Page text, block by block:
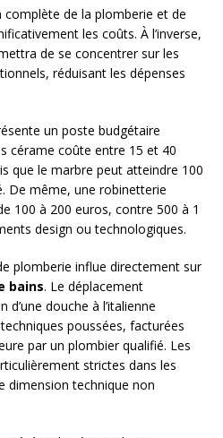
de la plomberie et de
les coûts. À l’inverse,
de se concentrer sur les
réduisant les dépenses
un poste budgétaire
cérame coûte entre 15 et 40
que le marbre peut atteindre 100
De même, une robinetterie
100 à 200 euros, contre 500 à 1
design ou technologiques.
plomberie influe directement sur
bains. Le déplacement
d’une douche à l’italienne
poussées, facturées
par un plombier qualifié. Les
strictes dans les
dimension technique non